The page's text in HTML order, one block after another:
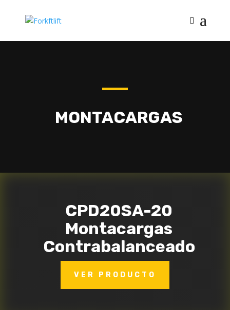
MONTACARGAS
CPD20SA-20
Montacargas
Contrabalanceado
VER PRODUCTO